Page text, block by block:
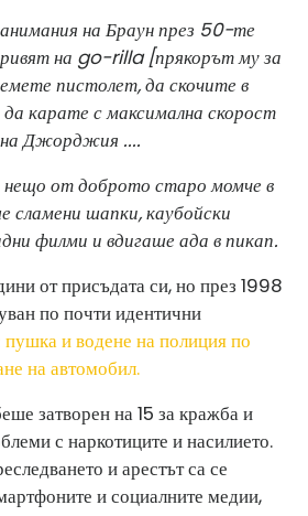
на Браун през 50-те
на go-rilla [прякорът му за
пистолет, да скочите в
карате с максимална скорост
Джорджия ....
нещо от доброто старо момче в
шапки, каубойски
филми и вдигаше ада в пикап.
от присъдата си, но през 1998
по почти идентични
пушка и водене на полиция по
на автомобил.
затворен на 15 за кражба и
с наркотиците и насилието.
и арестът са се
и социалните медии,